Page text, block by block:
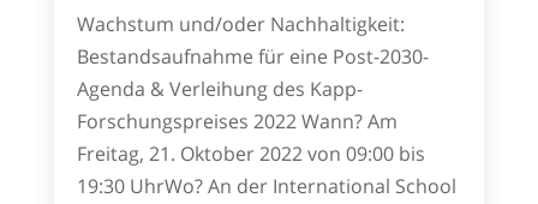
Wachstum und/oder Nachhaltigkeit:
Bestandsaufnahme für eine Post-2030-
Agenda & Verleihung des Kapp-
Forschungspreises 2022 Wann? Am
Freitag, 21. Oktober 2022 von 09:00 bis
19:30 UhrWo? An der International School